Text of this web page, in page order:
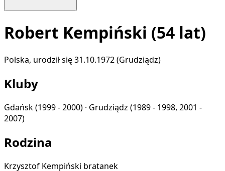
Robert Kempiński (54 lat)
Polska, urodził się 31.10.1972 (Grudziądz)
Kluby
Gdańsk(1999 - 2000) · Grudziądz (1989 - 1998, 2001 -
2007)
Rodzina
Krzysztof Kempiński bratanek